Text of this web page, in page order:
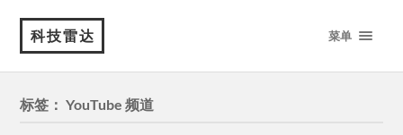
科技雷达 菜单
标签：YouTube 频道